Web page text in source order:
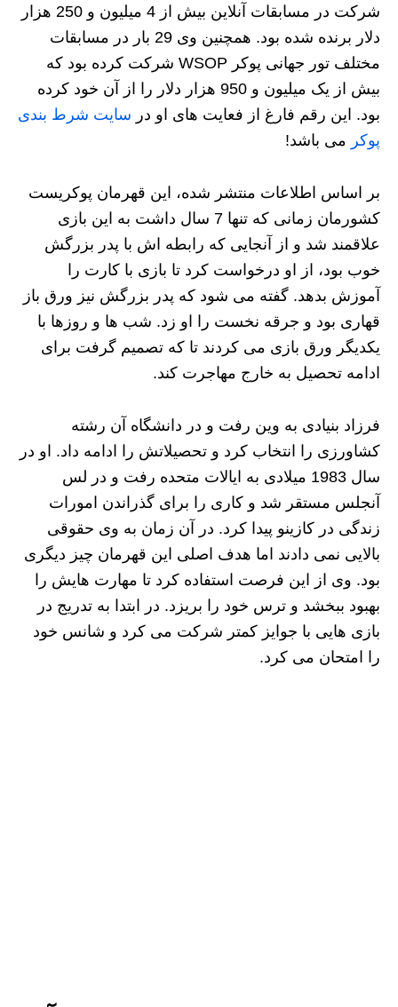
شرکت در مسابقات آنلاین بیش از 4 میلیون و 250 هزار
دلار برنده شده بود. همچنین وی 29 بار در مسابقات
مختلف تور جهانی پوکر WSOP شرکت کرده بود که
بیش از یک میلیون و 950 هزار دلار را از آن خود کرده
بود. این رقم فارغ از فعایت های او در سایت شرط بندی
پوکر می باشد!
بر اساس اطلاعات منتشر شده، این قهرمان پوکریست
کشورمان زمانی که تنها 7 سال داشت به این بازی
علاقمند شد و از آنجایی که رابطه اش با پدر بزرگش
خوب بود، از او درخواست کرد تا بازی با کارت را
آموزش بدهد. گفته می شود که پدر بزرگش نیز ورق باز
قهاری بود و جرقه نخست را او زد. شب ها و روزها با
یکدیگر ورق بازی می کردند تا که تصمیم گرفت برای
ادامه تحصیل به خارج مهاجرت کند.
فرزاد بنیادی به وین رفت و در دانشگاه آن رشته
کشاورزی را انتخاب کرد و تحصیلاتش را ادامه داد. او در
سال 1983 میلادی به ایالات متحده رفت و در لس
آنجلس مستقر شد و کاری را برای گذراندن امورات
زندگی در کازینو پیدا کرد. در آن زمان به وی حقوقی
بالایی نمی دادند اما هدف اصلی این قهرمان چیز دیگری
بود. وی از این فرصت استفاده کرد تا مهارت هایش را
بهبود ببخشد و ترس خود را بریزد. در ابتدا به تدریج در
بازی هایی با جوایز کمتر شرکت می کرد و شانس خود
را امتحان می کرد.